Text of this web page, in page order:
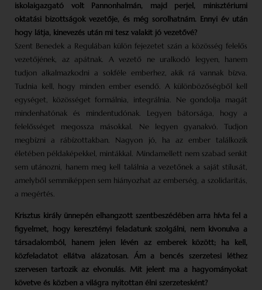
iskolaigazgató volt Pannonhalmán, majd perjel, minisztériumi
oktatási bizottságok vezetője, és még sorolhatnám. Ennyi év után
hogy látja, kinevezés után mi tesz valakit jó vezetővé?
Szent Benedek a Regulában külön fejezetet szán a közösség felelős
vezetőjének, az apátnak. A vezető ne uralkodó legyen, hanem
tudjon alkalmazkodni a sokféle emberhez, akik rá vannak bízva.
Tudnia kell, hogy minden ember esendő. A különbözőségből kell
egységet, közösséget formálnia, integrálnia. Ne gondolja magát
mindenhatónak és mindentudónak. Legyen bátorsága, hogy a
felelősséget megossza másokkal. Ne legyen gyanakvó. Tudjon
megbízni a rábízottakban. Nagyon jó, ha az ember találkozik
életében példaképekkel, mintákkal. Mindamellett nem szabad senkit
sem utánozni, hanem meg kell találnia a vezetőnek a saját stílusát,
amelyből semmiképpen sem hiányozhat az emberség, a szolidaritás,
a megértés.
Krisztus király ünnepén elhangzott szentbeszédében arra hívta fel a
figyelmet, hogy keresztényi feladatunk szolgálni, nem kivonulva a
társadalomból, hanem jelen lévén az emberek között; ha kell,
közfeladatot ellátva alázatosan. Ám a bencés szerzetesi léthez
szervesen tartozik az elvonulás. Mit jelent ma a hagyományokat
követve és közben a világra nyitottan élni szerzetesként?